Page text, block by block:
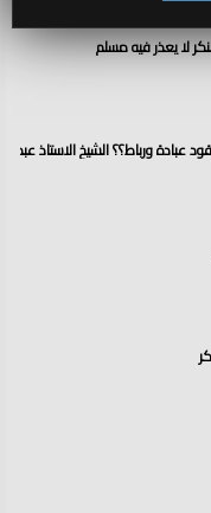
لا يعذر فيه مسلم
عبادة ورباط؟؟ الشيخ الاستاذ عبد